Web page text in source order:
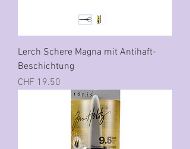
Lerch Schere Magna mit Antihaft-
Beschichtung
Preis
CHF 19.50